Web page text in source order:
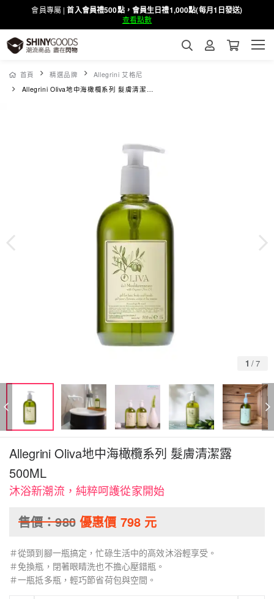
會員專屬 |首入會員禮500點，會員生日禮1,000點(每月1日發送)
查看點數
首頁 精選品牌
Allegrini 艾格尼
Allegrini Oliva地中海橄欖系列 髮膚清潔露500ML
1 /7
Allegrini Oliva地中海橄欖系列 髮膚清潔露
500ML
沐浴新潮流，純粹呵護從家開始
售價：980 優惠價 798元
＃從頭到腳一瓶搞定，忙碌生活中的高效沐浴輕享受。
＃免換瓶，閉著眼睛洗也不擔心壓錯瓶。
＃一瓶抵多瓶，輕巧節省荷包與空間。